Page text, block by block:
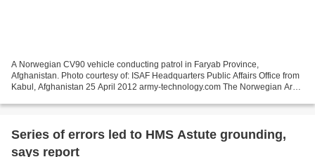
A Norwegian CV90 vehicle conducting patrol in Faryab Province,
Afghanistan. Photo courtesy of: ISAF Headquarters Public Affairs Office from
Kabul, Afghanistan 25 April 2012 army-technology.com The Norwegian Army
Series of errors led to HMS Astute grounding,
says report